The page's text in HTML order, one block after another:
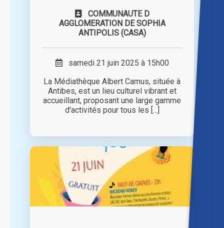
COMMUNAUTE D
AGGLOMERATION DE SOPHIA
ANTIPOLIS (CASA)
samedi 21 juin 2025 à 15h00
La Médiathèque Albert Camus, située à
Antibes, est un lieu culturel vibrant et
accueillant, proposant une large gamme
d'activités pour tous les [...]